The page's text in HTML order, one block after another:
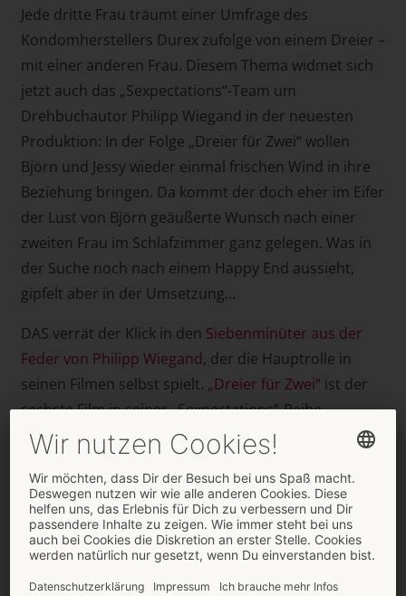
Jede dritte Frau träumt einer Umfrage des
Kondomherstellers Durex zufolge von einem Dreier –
mit einer anderen Frau. Diesem Thema widmet sich
jetzt auch das „Sexpectations“-Team um
Drehbuchautor Philipp Wiegand in der neuesten
Produktion: In der Folge „Dreier für Zwei“ wollen
Björn und Jessy wieder einmal frischen Wind in ihre
Beziehung bringen. Da kommt der doch eher im Eifer
der Lust von Björn geäußerte Wunsch nach einer
zweiten Frau im Schlafzimmer ganz gelegen. Was in
der Suche noch nach einem Happy End aussieht,
gipfelt aber in der Umsetzung…
DAS verrät der Klick in den Siebenminüter aus der
Feder von Philipp Wiegand, der die Hauptrolle in
seinen Filmen selbst spielt. „Dreier für Zwei“ ist der
sechste Film in seiner „Sexpectations“-Reihe.
Ob Kondomkauf, Rollenspiele, Analsex oder eben der
Sex zu Dritt: Seine Filme thematisieren auf witzige
Art, was in der Gesellschaft längst verbreitet, aber
noch lange nicht so selbstverständlich ist wie im
Liebesleben des Protagonistenpaars: Björn hat große